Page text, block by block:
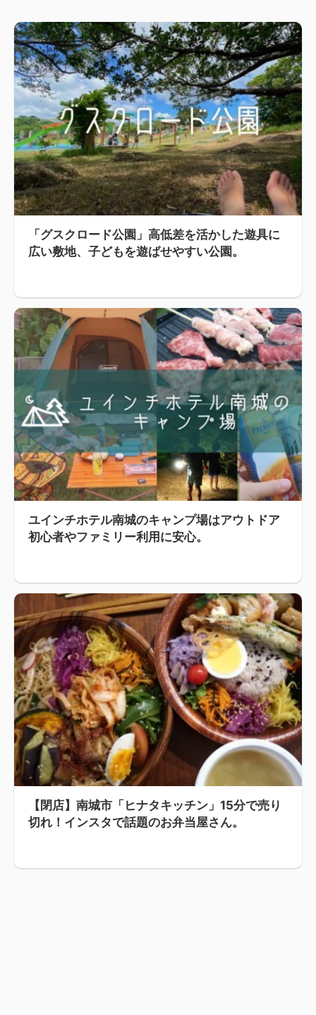
「グスクロード公園」高低差を活かした遊具に
広い敷地、子どもを遊ばせやすい公園。
ユインチホテル南城のキャンプ場はアウトドア
初心者やファミリー利用に安心。
【閉店】南城市「ヒナタキッチン」15分で売り
切れ！インスタで話題のお弁当屋さん。